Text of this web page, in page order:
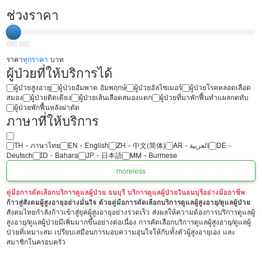
ช่วงราคา
050,000
ราคาทุกราคา บาท
ผู้ป่วยที่ให้บริการได้
ผู้ป่วยสูงอายุ ผู้ป่วยอัมพาต อัมพฤกษ์ ผู้ป่วยอัลไซเมอร์
ผู้ป่วยโรคหลอดเลือด
สมอง
ผู้ป่วยติดเตียง ผู้ป่วยเส้นเลือดสมองแตก
ผู้ป่วยที่มาพักฟื้นทำแผลกดทับ
ผู้ป่วยพักฟื้นหลังผ่าตัด
ภาษาที่ให้บริการ
TH - ‏ภาษาไทย EN - English ZH - 中文(简体) ‏AR - ‏العربية‏
DE -
Deutsch
ID - Bahara JP - 日本語
MM - Burmese
moreless
คู่มือการคัดเลือกบริการดูแลผู้ป่วย ธนบุรี บริการดูแลผู้ป่วยในธนบุรีอย่างมืออาชีพ
ก้าวสู่สังคมผู้สูงอายุอย่างมั่นใจ ด้วยคู่มือการคัดเลือกบริการดูแลผู้สูงอายุ/ดูแลผู้ป่วย
สังคมไทยกำลังก้าวเข้าสู่ยุคผู้สูงอายุอย่างรวดเร็ว ส่งผลให้ความต้องการบริการดูแลผู้
สูงอายุ/ดูแลผู้ป่วยมีเพิ่มมากขึ้นอย่างต่อเนื่อง การคัดเลือกบริการดูแลผู้สูงอายุ/ดูแลผู้
ป่วยที่เหมาะสม เปรียบเสมือนการมอบความอุ่นใจให้กับทั้งตัวผู้สูงอายุเอง และ
สมาชิกในครอบครัว